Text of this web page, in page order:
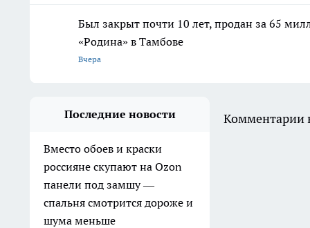
Был закрыт почти 10 лет, продан за 65
«Родина» в Тамбове
Вчера
Последние новости
Вместо обоев и краски
россияне скупают на Ozon
панели под замшу —
спальня смотрится дороже и
шума меньше
Комментарии